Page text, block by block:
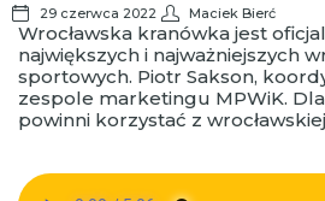
29 czerwca 2022 Maciek Bierć
Wrocławska kranówka jest
największych i najważniejszych
sportowych. Piotr Sakson,
zespole marketingu MPWiK.
powinni korzystać z